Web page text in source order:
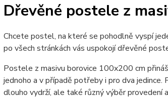
Dřevěné postele z
Chcete postel, na které se pohodlně vyspí
po všech stránkách vás uspokojí dřevěné
Postele z masivu borovice 100x200 cm
jednoho a v případě potřeby i pro dva
dlouho vydrží, ale také různý výběr provedení